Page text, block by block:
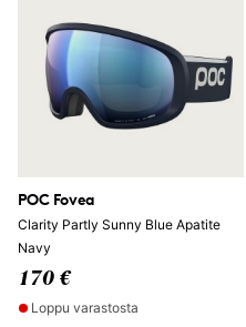
POC Fovea
Clarity Partly Sunny Blue Apatite
Navy
170 €
Loppu varastosta